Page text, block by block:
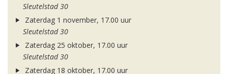
Sleutelstad 30
Zaterdag 1 november, 17.00 uur
Sleutelstad 30
Zaterdag 25 oktober, 17.00 uur
Sleutelstad 30
Zaterdag 18 oktober, 17.00 uur